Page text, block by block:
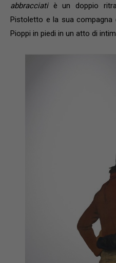
abbracciatiè un doppio
Pistoletto e la sua
Pioppi in piedi in un atto di